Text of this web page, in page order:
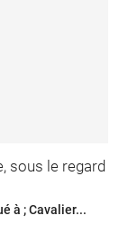
sous le regard
Rosa, Salvator ; ALLEGRINI Francesco, attribué à ; Cavalier...